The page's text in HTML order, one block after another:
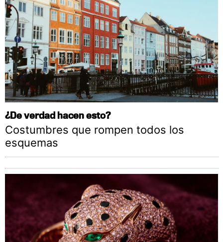
¿De verdad hacen esto?
Costumbres que rompen todos los
esquemas